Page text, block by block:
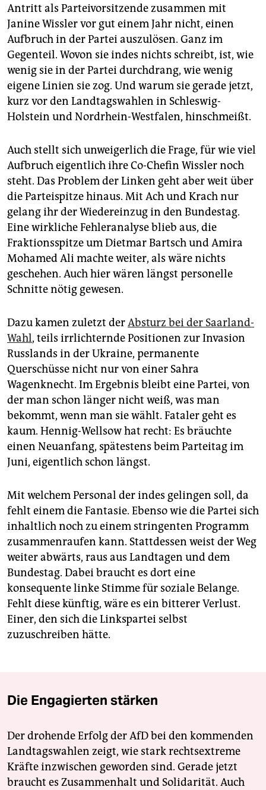
Antritt als Parteivorsitzende zusammen mit
Janine Wissler vor gut einem Jahr nicht, einen
Aufbruch in der Partei auszulösen. Ganz im
Gegenteil. Wovon sie indes nichts schreibt, ist, wie
wenig sie in der Partei durchdrang, wie wenig
eigene Linien sie zog. Und warum sie gerade jetzt,
kurz vor den Landtagswahlen in Schleswig-
Holstein und Nordrhein-Westfalen, hinschmeißt.
Auch stellt sich unweigerlich die Frage, für wie viel
Aufbruch eigentlich ihre Co-Chefin Wissler noch
steht. Das Problem der Linken geht aber weit über
die Parteispitze hinaus. Mit Ach und Krach nur
gelang ihr der Wiedereinzug in den Bundestag.
Eine wirkliche Fehleranalyse blieb aus, die
Fraktionsspitze um Dietmar Bartsch und Amira
Mohamed Ali machte weiter, als wäre nichts
geschehen. Auch hier wären längst personelle
Schnitte nötig gewesen.
Dazu kamen zuletzt derAbsturz bei der Saarland-
Wahl, teils irrlichternde Positionen zur Invasion
Russlands in der Ukraine, permanente
Querschüsse nicht nur von einer Sahra
Wagenknecht. Im Ergebnis bleibt eine Partei, von
der man schon länger nicht weiß, was man
bekommt, wenn man sie wählt. Fataler geht es
kaum. Hennig-Wellsow hat recht: Es bräuchte
einen Neuanfang, spätestens beim Parteitag im
Juni, eigentlich schon längst.
Mit welchem Personal der indes gelingen soll, da
fehlt einem die Fantasie. Ebenso wie die Partei sich
inhaltlich noch zu einem stringenten Programm
zusammenraufen kann. Stattdessen weist der Weg
weiter abwärts, raus aus Landtagen und dem
Bundestag. Dabei braucht es dort eine
konsequente linke Stimme für soziale Belange.
Fehlt diese künftig, wäre es ein bitterer Verlust.
Einer, den sich die Linkspartei selbst
zuzuschreiben hätte.
Die Engagierten stärken
Der drohende Erfolg der AfD bei den kommenden
Landtagswahlen zeigt, wie stark rechtsextreme
Kräfte inzwischen geworden sind. Gerade jetzt
braucht es Zusammenhalt und Solidarität. Auch